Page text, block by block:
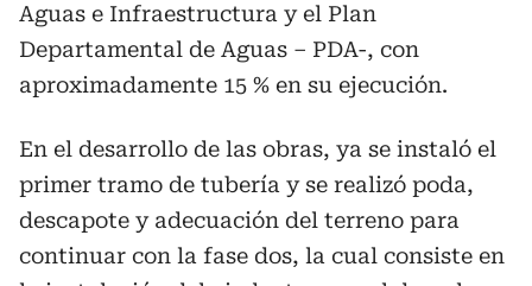
Aguas e Infraestructura y el Plan
Departamental de Aguas – PDA-, con
aproximadamente 15 % en su ejecución.
En el desarrollo de las obras, ya se instaló el
primer tramo de tubería y se realizó poda,
descapote y adecuación del terreno para
continuar con la fase dos, la cual consiste en